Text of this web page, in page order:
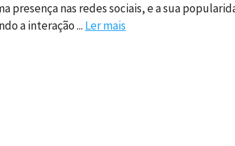
nas redes sociais, e a sua
a interação ... Ler mais